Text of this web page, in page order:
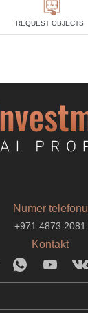
REQUEST OBJECTS
Numer telefonu
+971 4873 2081
Kontakt